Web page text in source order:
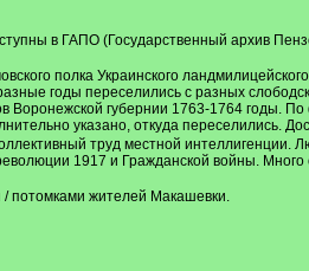
в ГАПО (Государственный архив
полка Украинского
годы переселились с разных
Воронежской губернии 1763-1764 годы. По
указано, откуда переселились.
труд местной
1917 и Гражданской войны.
потомками жителей Макашевки.